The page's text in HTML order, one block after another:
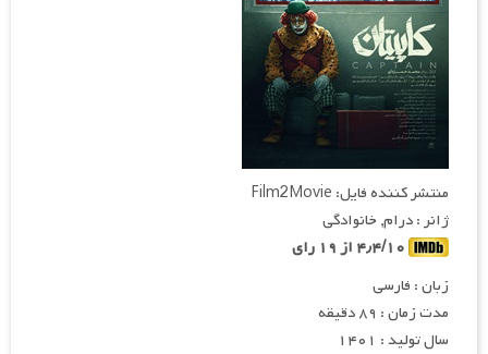
منتشر کننده فایل: Film2Movie
ژانر : درام, خانوادگی
زبان : فارسی
مدت زمان : ۸۹ دقیقه
سال تولید : ۱۴۰۱